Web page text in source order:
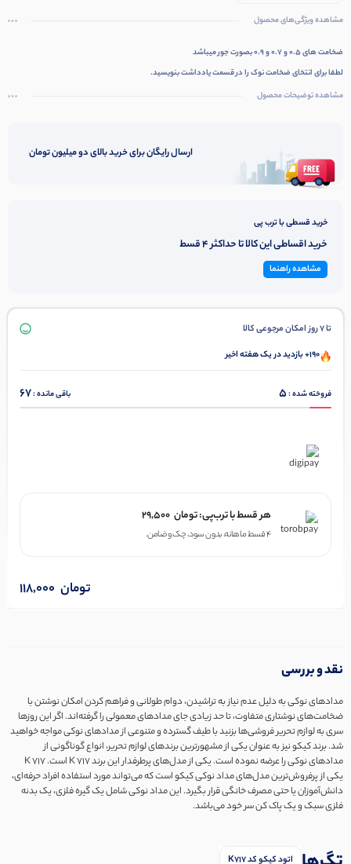
مشاهده ویژگی‌های محصول
ضخامت های 0.5 و 0.7 و 0.9 بصورت جور میباشد
لطفا برای انتخای ضخامت نوک را در قسمت یادداشت بنویسید.
مشاهده توضیحات محصول
ارسال رایگان برای خرید بالای دو میلیون تومان
خرید قسطی با ترب پی
خرید اقساطی این کالا تا حداکثر 4 قسط
مشاهده راهنما
تا 7 روز امکان مرجوعی کالا
190+ بازدید در یک هفته اخیر
فروخته شده :5 باقی مانده :67
هر قسط با ترب‌پی: 29,500 تومان
۴ قسط ماهانه. بدون سود، چک و ضامن.
118,000 تومان
نقد و بررسی
مدادهای نوکی به دلیل عدم نیاز به تراشیدن، دوام طولانی و فراهم کردن امکان نوشتن با
ضخامت‌های نوشتاری متفاوت، تا حد زیادی جای مدادهای معمولی را گرفته‌اند. اگر این روزها
سری به لوازم تحریر فروشی‌ها بزنید با طیف گسترده و متنوعی از مدادهای نوکی مواجه خواهید
شد. برند کیکو نیز به عنوان یکی از مشهورترین برندهای لوازم تحریر، انواع گوناگونی از
مدادهای نوکی را عرضه نموده است. یکی از مدل‌های پرطرفدار این برند K 717 است. K 717
یکی از پرفروش‌ترین مدل‌های مداد نوکی کیکو است که می‌تواند مورد استفاده افراد حرفه‌ای،
دانش‌آموزان یا حتی مصرف خانگی قرار بگیرد. این مداد نوکی شامل یک گیره فلزی، یک بدنه
فلزی سبک و یک پاک کن سر خود می‌باشد.
اتود کیکو کد K717